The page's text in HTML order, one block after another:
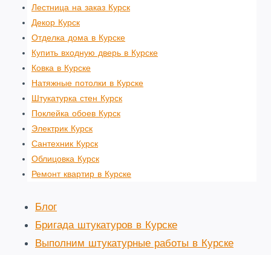
Лестница на заказ Курск
Декор Курск
Отделка дома в Курске
Купить входную дверь в Курске
Ковка в Курске
Натяжные потолки в Курске
Штукатурка стен Курск
Поклейка обоев Курск
Электрик Курск
Сантехник Курск
Облицовка Курск
Ремонт квартир в Курске
Блог
Бригада штукатуров в Курске
Выполним штукатурные работы в Курске